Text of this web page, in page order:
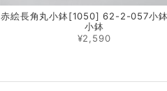
赤絵長角丸小鉢[1050] 62-2-057小
小鉢
¥2,590